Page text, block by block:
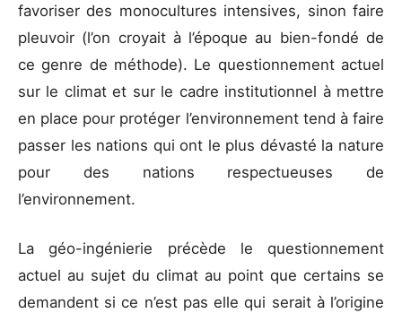
favoriser des monocultures intensives, sinon faire
pleuvoir (l’on croyait à l’époque au bien-fondé de
ce genre de méthode). Le questionnement actuel
sur le climat et sur le cadre institutionnel à mettre
en place pour protéger l’environnement tend à faire
passer les nations qui ont le plus dévasté la nature
pour des nations respectueuses de
l’environnement.
La géo-ingénierie précède le questionnement
actuel au sujet du climat au point que certains se
demandent si ce n’est pas elle qui serait à l’origine